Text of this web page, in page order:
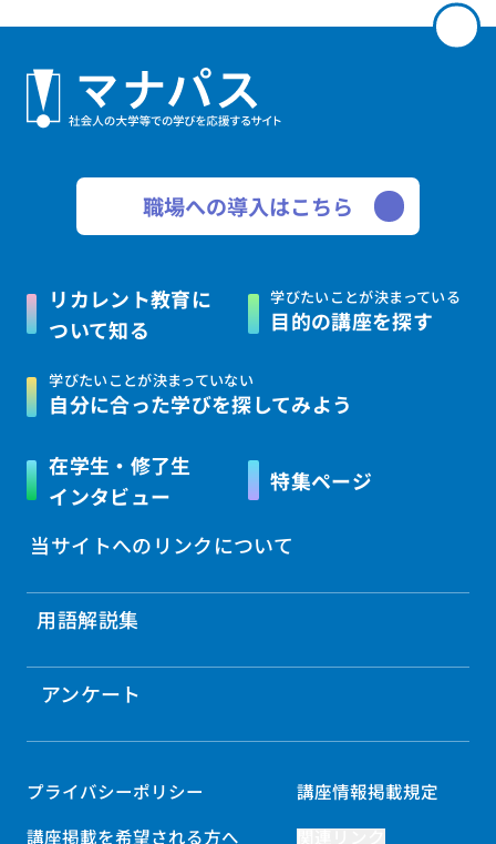
職場への導入はこちら
リカレント教育に
ついて知る
学びたいことが決まっている
目的の講座を探す
学びたいことが決まっていない
自分に合った学びを探してみよう
在学生・修了生
インタビュー
特集ページ
当サイトへのリンクについて
用語解説集
アンケート
プライバシーポリシー
講座情報掲載規定
講座掲載を希望される方へ
関連リンク